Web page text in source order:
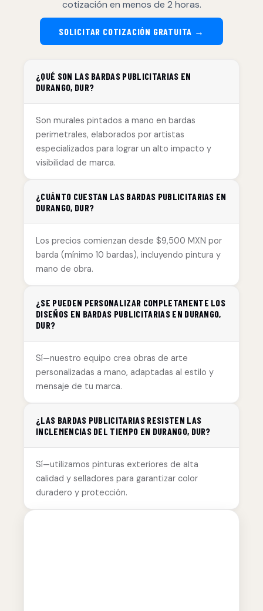
cotización en menos de 2 horas.
SOLICITAR COTIZACIÓN GRATUITA →
¿QUÉ SON LAS BARDAS PUBLICITARIAS EN
DURANGO, DUR?
Son murales pintados a mano en bardas
perimetrales, elaborados por artistas
especializados para lograr un alto impacto y
visibilidad de marca.
¿CUÁNTO CUESTAN LAS BARDAS PUBLICITARIAS EN
DURANGO, DUR?
Los precios comienzan desde $9,500 MXN por
barda (mínimo 10 bardas), incluyendo pintura y
mano de obra.
¿SE PUEDEN PERSONALIZAR COMPLETAMENTE LOS
DISEÑOS EN BARDAS PUBLICITARIAS EN DURANGO,
DUR?
Sí—nuestro equipo crea obras de arte
personalizadas a mano, adaptadas al estilo y
mensaje de tu marca.
¿LAS BARDAS PUBLICITARIAS RESISTEN LAS
INCLEMENCIAS DEL TIEMPO EN DURANGO, DUR?
Sí—utilizamos pinturas exteriores de alta
calidad y selladores para garantizar color
duradero y protección.